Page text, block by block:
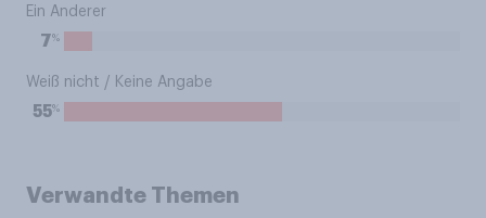
Ein Anderer
7%
Weiß nicht / Keine Angabe
55%
Verwandte Themen